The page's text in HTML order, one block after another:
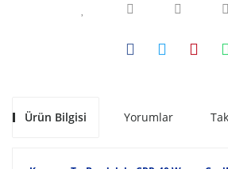
Ürün Bilgisi Yorumlar